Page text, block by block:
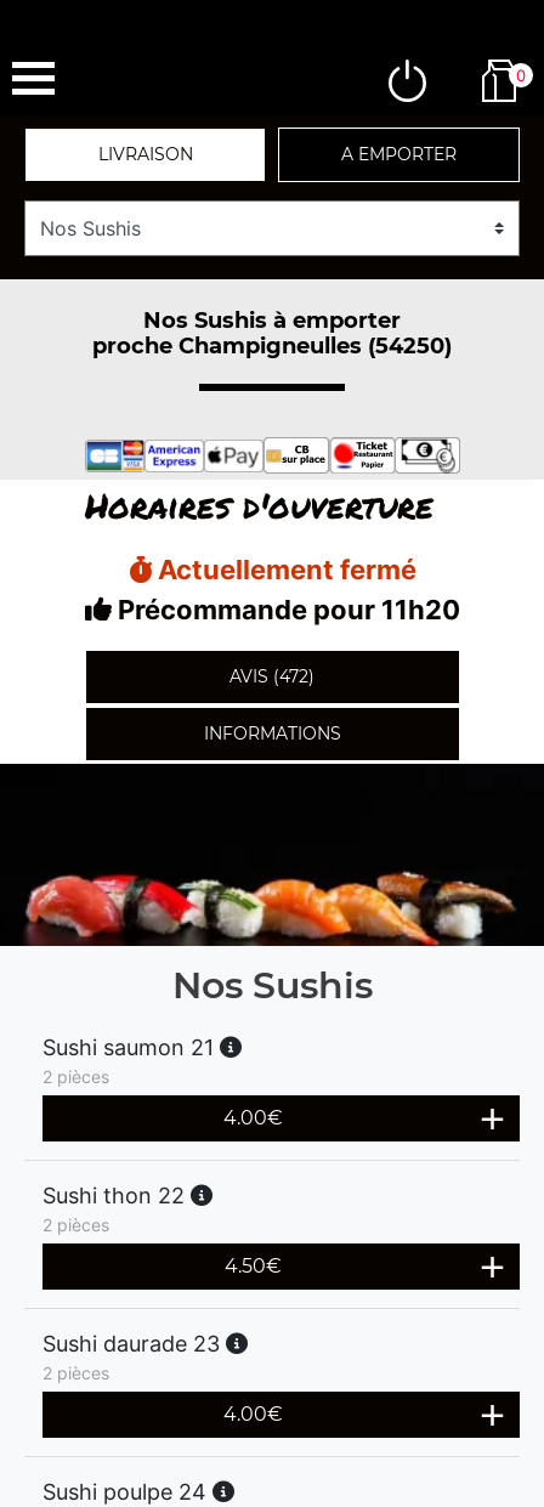
0
LIVRAISON A EMPORTER
Nos Sushis à emporter
proche Champigneulles (54250)
Horaires d'ouverture
Actuellement fermé
Précommande pour 11h20
AVIS (472)
INFORMATIONS
Nos Sushis
Sushi saumon 21
2 pièces
4.00€
Sushi thon 22
2 pièces
4.50€
Sushi daurade 23
2 pièces
4.00€
Sushi poulpe 24